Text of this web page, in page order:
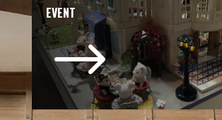
EVENT
$